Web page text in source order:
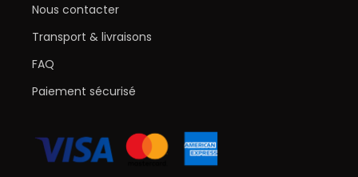
Nous contacter
Transport & livraisons
FAQ
Paiement sécurisé